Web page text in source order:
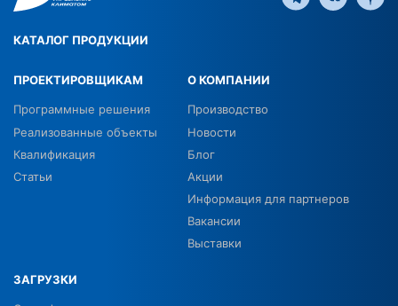
КАТАЛОГ ПРОДУКЦИИ
ПРОЕКТИРОВЩИКАМ
Программные решения
Реализованные объекты
Квалификация
Статьи
О КОМПАНИИ
Производство
Новости
Блог
Акции
Информация для партнеров
Вакансии
Выставки
ЗАГРУЗКИ